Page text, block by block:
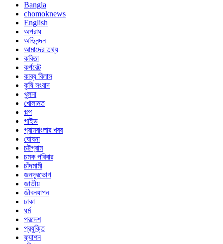
Bangla
chomoknews
English
অপরাধ
অভিনন্দন
আমাদের তথ্য
কবিতা
কর্পরেট
কাব্য বিলাস
কৃষি সংবাদ
খুলনা
খোলামত
গল্প
গাইড
গ্রামবাংলার খবর
ঘোষনা
চট্টগ্রাম
চমক পরিবার
চাঁদমামী
জনদূরভোগ
জাতীয়
জীবনযাপন
ঢাকা
ধর্ম
পরদেশ
প্রযুক্তি
ফ্যাশন